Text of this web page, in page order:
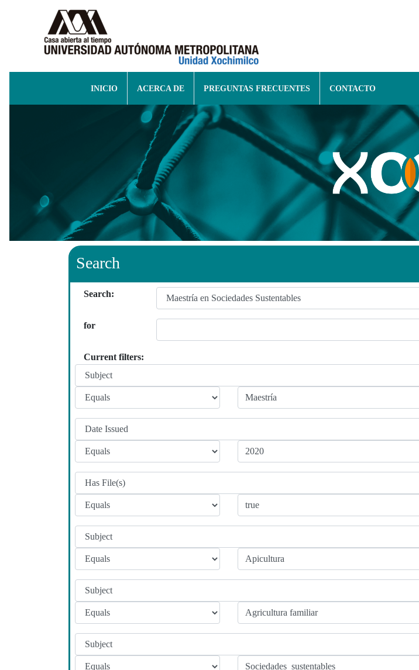
INICIO ACERCA DE PREGUNTAS FRECUENTES CONTACTO
Search
Search:
for
Current filters: